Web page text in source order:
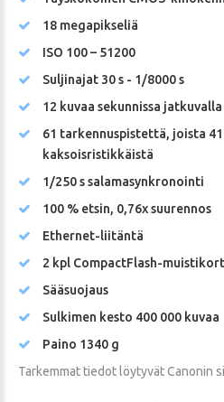
18 megapikseliä
ISO 100 – 51200
Suljinajat 30 s - 1/8000 s
12 kuvaa sekunnissa
61 tarkennuspistettä, joista
kaksoisristikkäistä
1/250 s salamasynkronointi
100 % etsin, 0,76x suurennos
Ethernet-liitäntä
2 kpl CompactFlash-
Sääsuojaus
Sulkimen kesto 400 000 kuvaa
Paino 1340 g
Tarkemmat tiedot löytyvät Canonin